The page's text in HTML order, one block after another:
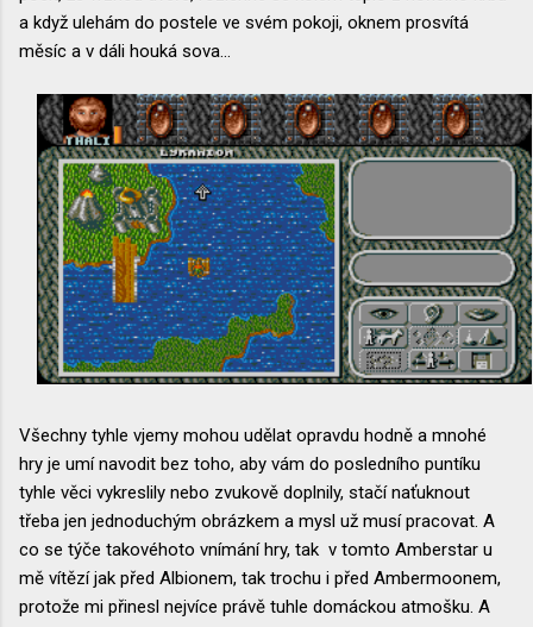
a když ulehám do postele ve svém pokoji, oknem prosvítá
měsíc a v dáli houká sova...
Všechny tyhle vjemy mohou udělat opravdu hodně a mnohé
hry je umí navodit bez toho, aby vám do posledního puntíku
tyhle věci vykreslily nebo zvukově doplnily, stačí naťuknout
třeba jen jednoduchým obrázkem a mysl už musí pracovat. A
co se týče takovéhoto vnímání hry, tak v tomto Amberstar u
mě vítězí jak před Albionem, tak trochu i před Ambermoonem,
protože mi přinesl nejvíce právě tuhle domáckou atmošku. A